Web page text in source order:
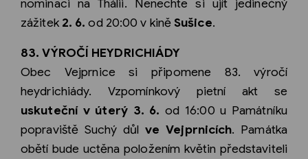
nominaci na Thálii. Nenechte si ujít jedinečný
zážitek 2. 6.od 20:00 v kině Sušice.
83. VÝROČÍ HEYDRICHIÁDY
Obec Vejprnice si připomene 83. výročí
heydrichiády. Vzpomínkový pietní akt se
uskuteční v úterý 3. 6. od 16:00 u Památníku
popraviště Suchý důlve Vejprnicích. Památka
obětí bude uctěna položením květin představiteli